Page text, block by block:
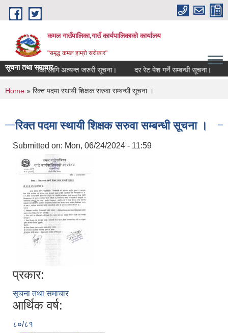
Skip to main content
कमल गाउँपालिका,गाउँ कार्यपालिकाको कार्यालय
"समृद्ध कमल हाम्रो सरोकार"
सूचना तथा समाचार
कृषकहरूका लागि अत्यन्त जरुरी सूचना। दर रेट पेश गर्ने सम्बन्धी सूचना।
You are here
Home » रिक्त पदमा स्थायी शिक्षक सरुवा सम्बन्धी सूचना ।
रिक्त पदमा स्थायी शिक्षक सरुवा सम्बन्धी सूचना ।
Submitted on: Mon, 06/24/2024 - 11:59
प्रकार:
सूचना तथा समाचार
आर्थिक वर्ष:
८०/८१